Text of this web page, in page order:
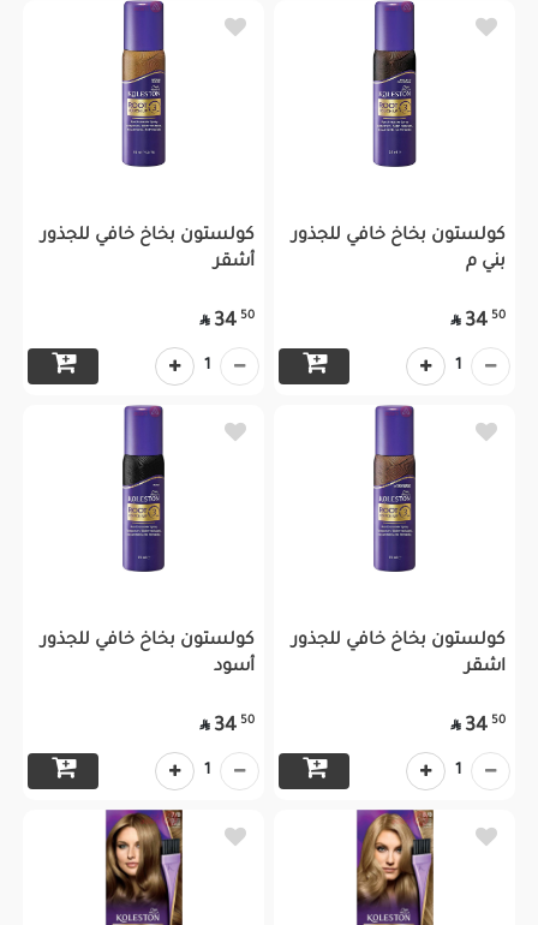
كولستون بخاخ خافي للجذور
بني م
50
34

1
كولستون بخاخ خافي للجذور
أشقر
50
34

1
كولستون بخاخ خافي للجذور
اشقر
50
34

1
كولستون بخاخ خافي للجذور
أسود
50
34

1